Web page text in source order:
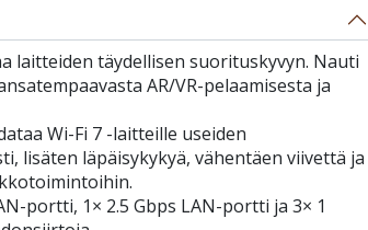
laitteiden täydellisen suorituskyvyn. Nauti
AR/VR-pelaamisesta ja
Wi-Fi 7 -laitteille useiden
lisäten läpäisykykyä, vähentäen viivettä ja
portti, 1× 2.5 Gbps LAN-portti ja 3× 1